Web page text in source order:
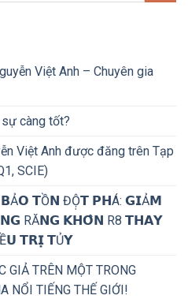
Việt Anh – Chuyên gia
càng tốt?
Việt Anh được đăng trên Tạp
SCIE)
𝗧Ồ𝗡 ĐỘ̣𝗧 𝗣𝗛Á: 𝗚𝗜Ả𝗠
RĂ𝗡𝗚 𝗞𝗛𝗢̂𝗡 R8 𝗧𝗛𝗔𝗬
𝗧𝗥𝗜̣ 𝗧Ủ𝗬
GIẢ TRÊN MỘT TRONG
NỔI TIẾNG THẾ GIỚI!